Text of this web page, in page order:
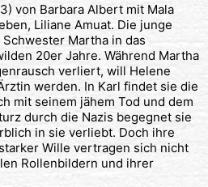
von Barbara Albert mit Mala
Liliane Amuat. Die junge
Martha in das
20er Jahre. Während Martha
verliert, will Helene
werden. In Karl findet sie die
mit seinem jähem Tod und dem
durch die Nazis begegnet sie
in sie verliebt. Doch ihre
Wille vertragen sich nicht
Rollenbildern und ihrer